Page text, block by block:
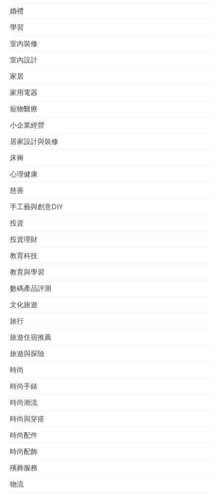
婚禮
學習
室內裝修
室內設計
家居
家用電器
寵物醫療
小企業經營
居家設計與裝修
床褥
心理健康
慈善
手工藝與創意DIY
投資
投資理財
教育科技
教育與學習
數碼產品評測
文化旅遊
旅行
旅遊住宿推薦
旅遊與探險
時尚
時尚手錶
時尚潮流
時尚與穿搭
時尚配件
時尚配飾
殯葬服務
物流